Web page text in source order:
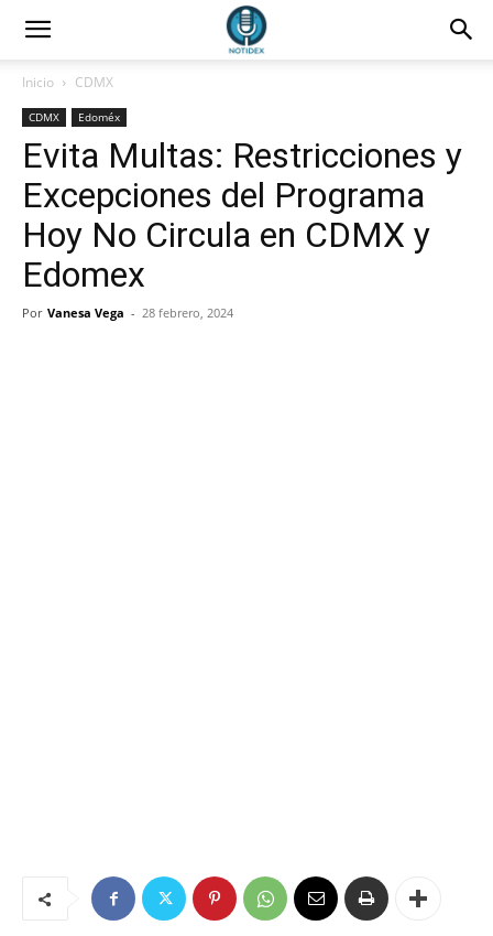
Inicio CDMX
CDMX Edoméx
Evita Multas: Restricciones y
Excepciones del Programa
Hoy No Circula en CDMX y
Edomex
Por Vanesa Vega - 28 febrero, 2024